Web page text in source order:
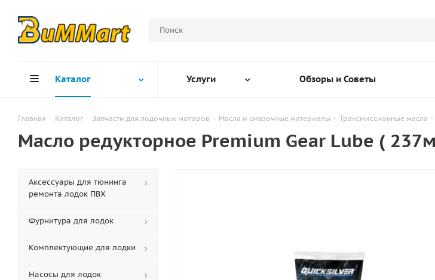
Каталог Услуги Обзоры и Советы
Главная - Каталог - Запчасти для лодочных моторов - Масла и смазочные материалы - Трансмиссионные масла -
Масло редукторное Premium Gear Lube (
Аксессуары для тюнинга
ремонта лодок ПВХ
Фурнитура для лодок
Комплектующие для лодки
Насосы для лодок